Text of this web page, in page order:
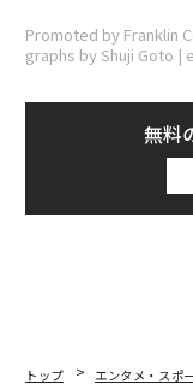
Promoted by Franklin
graphs by Shuji Goto |
無料
トップ エンタメ・スポ